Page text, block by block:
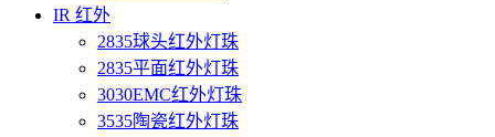
IR 红外
2835球头红外灯珠
2835平面红外灯珠
3030EMC红外灯珠
3535陶瓷红外灯珠